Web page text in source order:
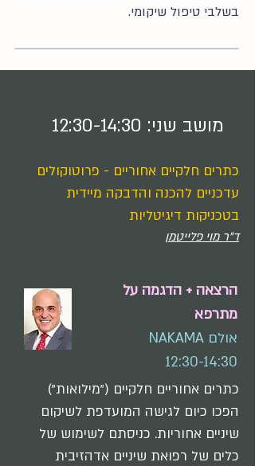
בשלבי טיפול שיקומי.
מושב שני: 12:30-14:30
כתרים חלקיים אחוריים - פרוטוקולים
עדכניים להכנה והדבקה מיידית
בטכניקות דיגיטליות
ד"ר מוי פלייטמן
הרצאה + הדגמה על
מתרפא
אולם NAKAMA
12:30-14:30
כתרים אחוריים חלקיים ("מילואות")
הפכו כיום לגישה המועדפת לשיקום
שיניים אחוריות. כניסתם לשימוש של
כלים של רפואת שיניים אדהזיבית